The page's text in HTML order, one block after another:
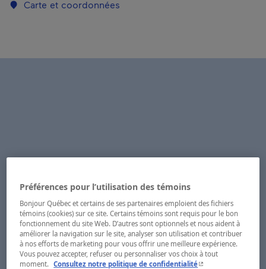
Carte et coordonnées
Préférences pour l’utilisation des témoins
Bonjour Québec et certains de ses partenaires emploient des fichiers
témoins (cookies) sur ce site. Certains témoins sont requis pour le bon
fonctionnement du site Web. D’autres sont optionnels et nous aident à
améliorer la navigation sur le site, analyser son utilisation et contribuer
à nos efforts de marketing pour vous offrir une meilleure expérience.
Vous pouvez accepter, refuser ou personnaliser vos choix à tout
moment.
Consultez notre politique de confidentialité- Cet hyperlien